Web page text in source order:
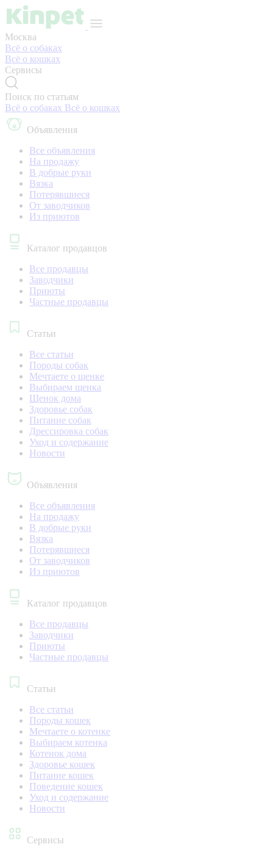
Москва
Всё о собаках
Всё о кошках
Сервисы
Поиск по статьям
Всё о собаках Всё о кошках
Объявления
Все объявления
На продажу
В добрые руки
Вязка
Потерявшиеся
От заводчиков
Из приютов
Каталог продавцов
Все продавцы
Заводчики
Приюты
Частные продавцы
Статьи
Все статьи
Породы собак
Мечтаете о щенке
Выбираем щенка
Щенок дома
Здоровье собак
Питание собак
Дрессировка собак
Уход и содержание
Новости
Объявления
Все объявления
На продажу
В добрые руки
Вязка
Потерявшиеся
От заводчиков
Из приютов
Каталог продавцов
Все продавцы
Заводчики
Приюты
Частные продавцы
Статьи
Все статьи
Породы кошек
Мечтаете о котенке
Выбираем котенка
Котенок дома
Здоровье кошек
Питание кошек
Поведение кошек
Уход и содержание
Новости
Сервисы